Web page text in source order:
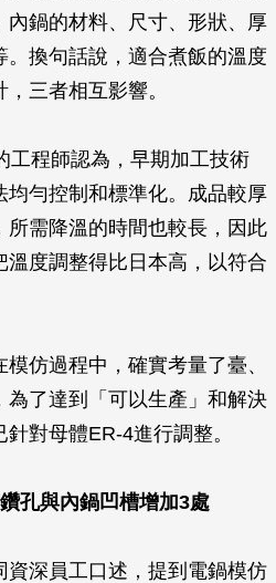
內鍋的材料、尺寸、形狀、厚
。換句話說，適合煮飯的溫度
三者相互影響。
工程師認為，早期加工技術
均勻控制和標準化。成品較厚
所需降溫的時間也較長，因此
度調整得比日本高，以符合
仿過程中，確實考量了臺、
為了達到「可以生產」和解決
對母體ER-4進行調整。
孔與內鍋凹槽增加3處
資深員工口述，提到電鍋模仿